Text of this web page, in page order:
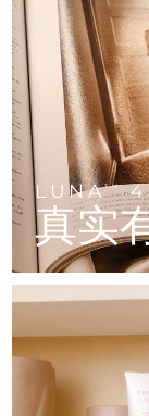
LUNATM4
真实
生发
保健品
NEW
专业治疗
中国
哥伦比亚
克罗地亚
塞浦路斯
捷克
丹麦
芬兰